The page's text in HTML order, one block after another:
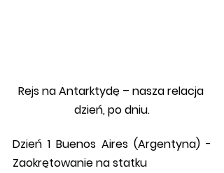
Rejs na Antarktydę – nasza relacja
dzień, po dniu.
Dzień 1 Buenos Aires (Argentyna) -
Zaokrętowanie na statku